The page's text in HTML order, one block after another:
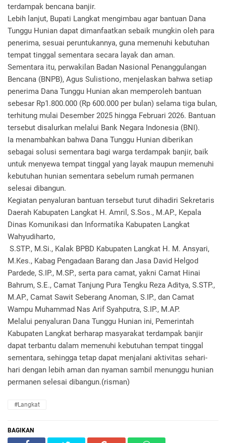
terdampak bencana banjir.
Lebih lanjut, Bupati Langkat mengimbau agar bantuan Dana
Tunggu Hunian dapat dimanfaatkan sebaik mungkin oleh para
penerima, sesuai peruntukannya, guna memenuhi kebutuhan
tempat tinggal sementara secara layak dan aman.
Sementara itu, perwakilan Badan Nasional Penanggulangan
Bencana (BNPB), Agus Sulistiono, menjelaskan bahwa setiap
penerima Dana Tunggu Hunian akan memperoleh bantuan
sebesar Rp1.800.000 (Rp 600.000 per bulan) selama tiga bulan,
terhitung mulai Desember 2025 hingga Februari 2026. Bantuan
tersebut disalurkan melalui Bank Negara Indonesia (BNI).
Ia menambahkan bahwa Dana Tunggu Hunian diberikan
sebagai solusi sementara bagi warga terdampak banjir, baik
untuk menyewa tempat tinggal yang layak maupun memenuhi
kebutuhan hunian sementara sebelum rumah permanen
selesai dibangun.
Kegiatan penyaluran bantuan tersebut turut dihadiri Sekretaris
Daerah Kabupaten Langkat H. Amril, S.Sos., M.AP., Kepala
Dinas Komunikasi dan Informatika Kabupaten Langkat
Wahyudiharto,
S.STP., M.Si., Kalak BPBD Kabupaten Langkat H. M. Ansyari,
M.Kes., Kabag Pengadaan Barang dan Jasa David Helgod
Pardede, S.IP., M.SP., serta para camat, yakni Camat Hinai
Bahrum, S.E., Camat Tanjung Pura Tengku Reza Aditya, S.STP.,
M.AP., Camat Sawit Seberang Anoman, S.IP., dan Camat
Wampu Muhammad Nas Arif Syahputra, S.IP., M.AP.
Melalui penyaluran Dana Tunggu Hunian ini, Pemerintah
Kabupaten Langkat berharap masyarakat terdampak banjir
dapat terbantu dalam memenuhi kebutuhan tempat tinggal
sementara, sehingga tetap dapat menjalani aktivitas sehari-
hari dengan lebih aman dan nyaman sambil menunggu hunian
permanen selesai dibangun.(risman)
#Langkat
BAGIKAN